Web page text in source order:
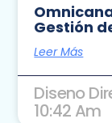
Gestión
Leer Más
Diseno
10:42 Am